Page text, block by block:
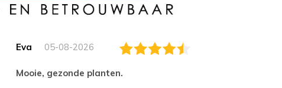
Eva 05-08-2026
Mooie, gezonde planten.